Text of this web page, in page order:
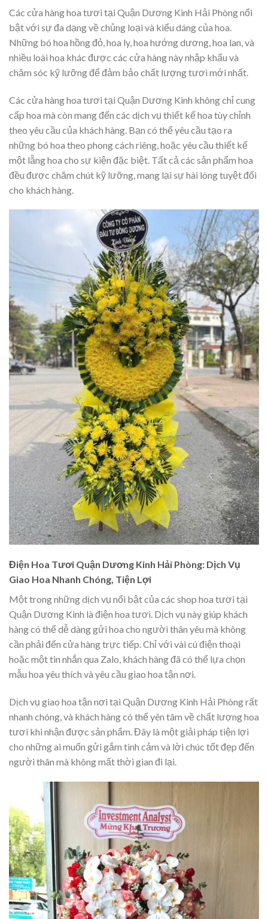
Các cửa hàng hoa tươi tại Quận Dương Kinh Hải Phòng nổi
bật với sự đa dạng về chủng loại và kiểu dáng của hoa.
Những bó hoa hồng đỏ, hoa ly, hoa hướng dương, hoa lan, và
nhiều loài hoa khác được các cửa hàng này nhập khẩu và
chăm sóc kỹ lưỡng để đảm bảo chất lượng tươi mới nhất.
Các cửa hàng hoa tươi tại Quận Dương Kinh không chỉ cung
cấp hoa mà còn mang đến các dịch vụ thiết kế hoa tùy chỉnh
theo yêu cầu của khách hàng. Bạn có thể yêu cầu tạo ra
những bó hoa theo phong cách riêng, hoặc yêu cầu thiết kế
một lẵng hoa cho sự kiện đặc biệt. Tất cả các sản phẩm hoa
đều được chăm chút kỹ lưỡng, mang lại sự hài lòng tuyệt đối
cho khách hàng.
Điện Hoa Tươi Quận Dương Kinh Hải Phòng: Dịch Vụ
Giao Hoa Nhanh Chóng, Tiện Lợi
Một trong những dịch vụ nổi bật của các shop hoa tươi tại
Quận Dương Kinh là điện hoa tươi. Dịch vụ này giúp khách
hàng có thể dễ dàng gửi hoa cho người thân yêu mà không
cần phải đến cửa hàng trực tiếp. Chỉ với vài cú điện thoại
hoặc một tin nhắn qua Zalo, khách hàng đã có thể lựa chọn
mẫu hoa yêu thích và yêu cầu giao hoa tận nơi.
Dịch vụ giao hoa tận nơi tại Quận Dương Kinh Hải Phòng rất
nhanh chóng, và khách hàng có thể yên tâm về chất lượng hoa
tươi khi nhận được sản phẩm. Đây là một giải pháp tiện lợi
cho những ai muốn gửi gắm tình cảm và lời chúc tốt đẹp đến
người thân mà không mất thời gian đi lại.